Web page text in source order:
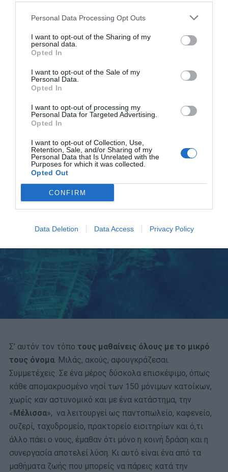
Personal Data Processing Opt Outs
I want to opt-out of the Sharing of my
personal data.
Opted In
I want to opt-out of the Sale of my
Personal Data.
Opted In
I want to opt-out of processing my
Personal Data for Targeted Advertising.
Opted In
I want to opt-out of Collection, Use,
Retention, Sale, and/or Sharing of my
Personal Data that Is Unrelated with the
Purposes for which it was collected.
Opted Out
CONFIRM
Data Deletion Data Access Privacy Policy
τύπου Arado, το οποίο κατέπεσε το ’43 κατά την
διάρκεια του Β’ Παγκοσμίου Πολέμου
και προσφέρεται για μια βουτιά στην θάλασσα αλλά και
στον χρόνο.
Σ’ αυτόν τον τόπο τους μαθαίνεις όλους με το μικρό
τους όνομα. Μιλάς, ακούς, αφουγκράζεσαι.
Συμμετέχεις. Σε ένα μέρος δύσκολα επισκέψιμο, όπως
κάθε απομακρυσμένο νησί των 150 μόνιμων κατοίκων,
χωρίς καν αστυνομικό και με ένα κατάστημα, την
« Μέλισσα», να λειτουργεί ως παντοπωλείο, καφενείο,
ουζερί, ταχυδρομείο, πρακτορείο εισιτηρίων και ό,τι
άλλο πάει ο νους, έμαθαν ότι μόνο η κοινή δράση και η
συνεργασία αποτελεί λύση. Κι αυτό είναι ένα από τα
μαθήματα ζωής που μπορείς να πάρεις κατά την